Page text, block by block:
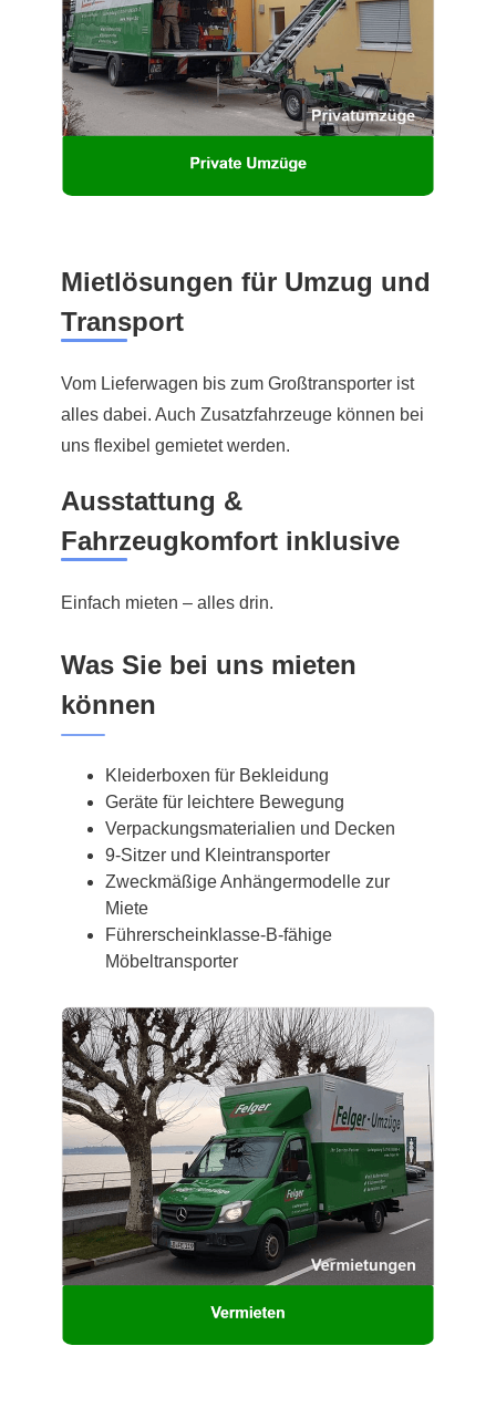
Mietlösungen für Umzug und
Transport
Vom Lieferwagen bis zum Großtransporter ist
alles dabei. Auch Zusatzfahrzeuge können bei
uns flexibel gemietet werden.
Ausstattung &
Fahrzeugkomfort inklusive
Einfach mieten – alles drin.
Was Sie bei uns mieten
können
Kleiderboxen für Bekleidung
Geräte für leichtere Bewegung
Verpackungsmaterialien und Decken
9-Sitzer und Kleintransporter
Zweckmäßige Anhängermodelle zur
Miete
Führerscheinklasse-B-fähige
Möbeltransporter